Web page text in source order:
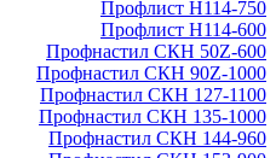
Профлист Н114-750
Профлист Н114-600
Профнастил СКН 50Z-600
Профнастил СКН 90Z-1000
Профнастил СКН 127-1100
Профнастил СКН 135-1000
Профнастил СКН 144-960